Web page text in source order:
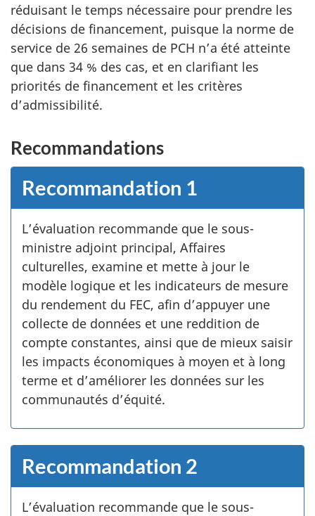
réduisant le temps nécessaire pour prendre les
décisions de financement, puisque la norme de
service de 26 semaines de PCH n’a été atteinte
que dans 34 % des cas, et en clarifiant les
priorités de financement et les critères
d’admissibilité.
Recommandations
Recommandation 1
L’évaluation recommande que le sous-
ministre adjoint principal, Affaires
culturelles, examine et mette à jour le
modèle logique et les indicateurs de mesure
du rendement du FEC, afin d’appuyer une
collecte de données et une reddition de
compte constantes, ainsi que de mieux saisir
les impacts économiques à moyen et à long
terme et d’améliorer les données sur les
communautés d’équité.
Recommandation 2
L’évaluation recommande que le sous-